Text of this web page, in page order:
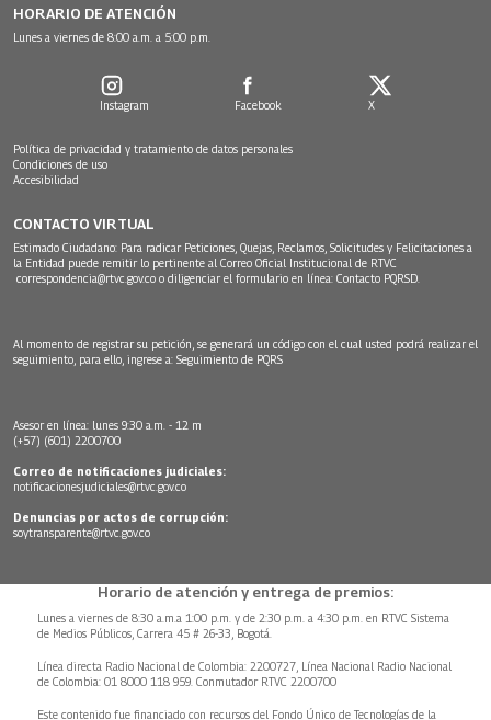
HORARIO DE ATENCIÓN
Lunes a viernes de 8:00 a.m. a 5:00 p.m.
Instagram Facebook X
Política de privacidad y tratamiento de datos personales
Condiciones de uso
Accesibilidad
CONTACTO VIRTUAL
Estimado Ciudadano: Para radicar Peticiones, Quejas, Reclamos, Solicitudes y Felicitaciones a
la Entidad puede remitir lo pertinente al Correo Oficial Institucional de RTVC
correspondencia@rtvc.gov.co o diligenciar el formulario en línea: Contacto PQRSD.
Al momento de registrar su petición, se generará un código con el cual usted podrá realizar el
seguimiento, para ello, ingrese a: Seguimiento de PQRS
Asesor en línea: lunes 9:30 a.m. - 12 m
(+57) (601) 2200700
Correo de notificaciones judiciales:
notificacionesjudiciales@rtvc.gov.co
Denuncias por actos de corrupción:
soytransparente@rtvc.gov.co
Horario de atención y entrega de premios:
Lunes a viernes de 8:30 a.m.a 1:00 p.m. y de 2:30 p.m. a 4:30 p.m. en RTVC Sistema
de Medios Públicos, Carrera 45 # 26-33, Bogotá.
Línea directa Radio Nacional de Colombia: 2200727, Línea Nacional Radio Nacional
de Colombia: 01 8000 118 959. Conmutador RTVC 2200700
Este contenido fue financiado con recursos del Fondo Único de Tecnologías de la